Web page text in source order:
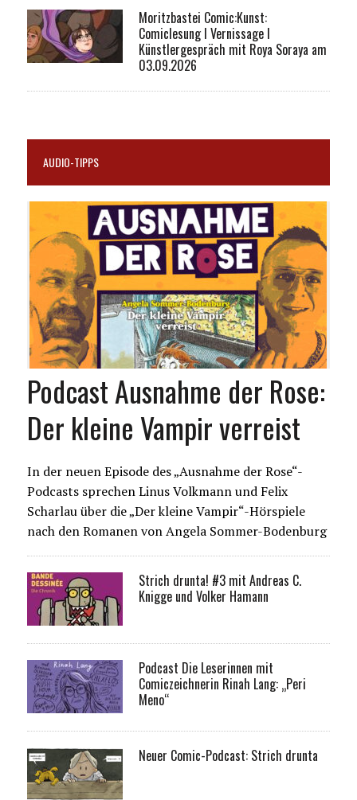
Moritzbastei Comic:Kunst:
Comiclesung I Vernissage I
Künstlergespräch mit Roya Soraya am
03.09.2026
AUDIO-TIPPS
Podcast Ausnahme der Rose:
Der kleine Vampir verreist
In der neuen Episode des „Ausnahme der Rose“-
Podcasts sprechen Linus Volkmann und Felix
Scharlau über die „Der kleine Vampir“-Hörspiele
nach den Romanen von Angela Sommer-Bodenburg
Strich drunta! #3 mit Andreas C.
Knigge und Volker Hamann
Podcast Die Leserinnen mit
Comiczeichnerin Rinah Lang: „Peri
Meno“
Neuer Comic-Podcast: Strich drunta